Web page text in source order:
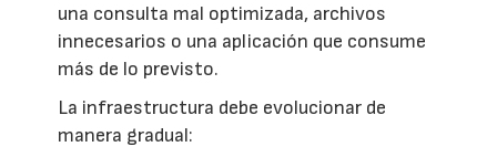
una consulta mal optimizada, archivos
innecesarios o una aplicación que consume
más de lo previsto.
La infraestructura debe evolucionar de
manera gradual: